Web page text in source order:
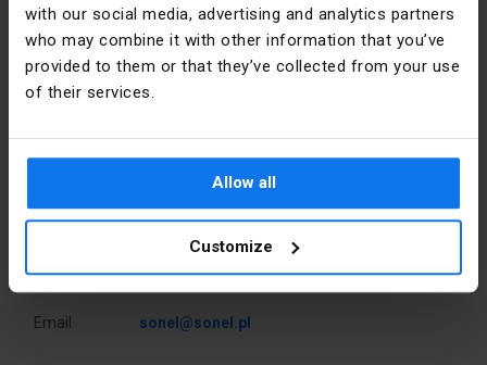
with our social media, advertising and analytics partners
who may combine it with other information that you’ve
provided to them or that they’ve collected from your use
of their services.
Allow all
Customize
Wielofunkcyjność
Urządzenie jest wszechstronne dzięki mnogości opcji
pomiarowych. Obrazu dopełniają funkcje specjalne, określające
Dzięki najnowszym technologiom powstał kompaktowy
chroni urządzenie przed uszkodzeniami.
Pomiar przemienników
przestają być przeszkodą dzięki wbudowanej latarce.
Dane producenta
Producent SONEL S.A.
Adres
58-100
Wokulskiego
11 Polska
Email sonel@sonel.pl